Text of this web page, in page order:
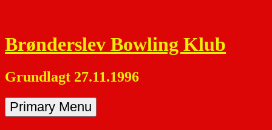
content
Brønderslev Bowling Klub
Grundlagt 27.11.1996
Primary Menu